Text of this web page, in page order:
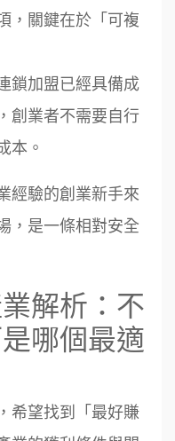
，關鍵在於「可複
鎖加盟已經具備成
創業者不需要自行
本。
經驗的創業新手來
，是一條相對安全
解析：不
哪個最適
希望找到「最好賺